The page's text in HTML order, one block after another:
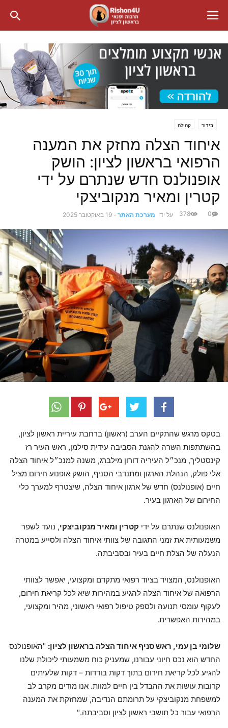
בידור קהילה
איחוד הצלה מחזק את המענה
הרפואי בראשון לציון: הושק
אופנולנס חדש שנתרם על ידי
קטרין ומאיר מנקוביצקי
על ידי מערכת האתר - 19 באוקטובר 2025 0
378
בטקס מרגש שהתקיים הערב (ראשון) ברחבת עיריית ראשון לציון,
בהשתתפות השרה להגנת הסביבה עידית סילמן, ראש העיר רז
קינסטליך, מנכ״ל העיריה דורון מילברג, משנה למנכ״ל איחוד הצלה
אלי פולק, הנהלת הארגון ומתנדבי הסניף, הושק אופנוע חירום מציל
חיים (אופנולנס) חדש של ארגון איחוד הצלה, שיצטרף למערך כלי
החירום של הארגון בעיר.
האופנולנס שנתרם על ידי קטרין ומאיר מנקוביצקי, נועד לשפר
משמעותית את זמני התגובה של צוותי איחוד הצלה ולסייע במטרה
הנעלה של הצלת חיים בעיר ובסביבתה.
האופנולנס, המצויד בציוד רפואי מתקדם ומקצועי, יאפשר לצוותי
הרפואה של איחוד הצלה להגיע במהירות שיא לכל קריאת חירום,
לעקוף עומסי תנועה ולספק טיפול רפואי ראשוני, מהיר ומקצועי,
במהירות האפשרית.
שלומי בן עמי, ראש סניף איחוד הצלה בראשון לציון: "האופנולנס
החדש הוא נכס חיוני עבורנו, שמעניק כוח משמעותי ליכולת שלנו
להגיע לכל קריאת חירום בתוך דקות בודדות – דקות שלעיתים
קרובות עושות את ההבדל בין חיים למוות. אנו מודים מקרב לב
למשפחת מנקוביצקי על תרומתם הנדיבה, שמחזקת את המענה
הרפואי עבור כל תושבי ראשון לציון וסביבתה."